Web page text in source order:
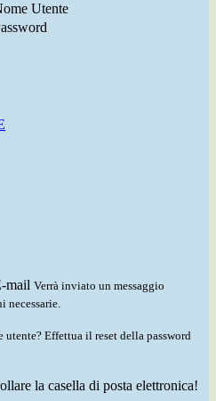
Utente
mail Verrà inviato un messaggio
necessarie.
utente? Effettua il reset della password
la casella di posta elettronica!